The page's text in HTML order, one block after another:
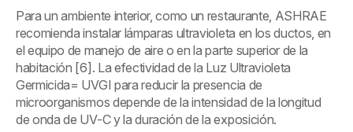
Para un ambiente interior, como un restaurante, ASHRAE
recomienda instalar lámparas ultravioleta en los ductos, en
el equipo de manejo de aire o en la parte superior de la
habitación [6]. La efectividad de la Luz Ultravioleta
Germicida= UVGI para reducir la presencia de
microorganismos depende de la intensidad de la longitud
de onda de UV-C y la duración de la exposición.